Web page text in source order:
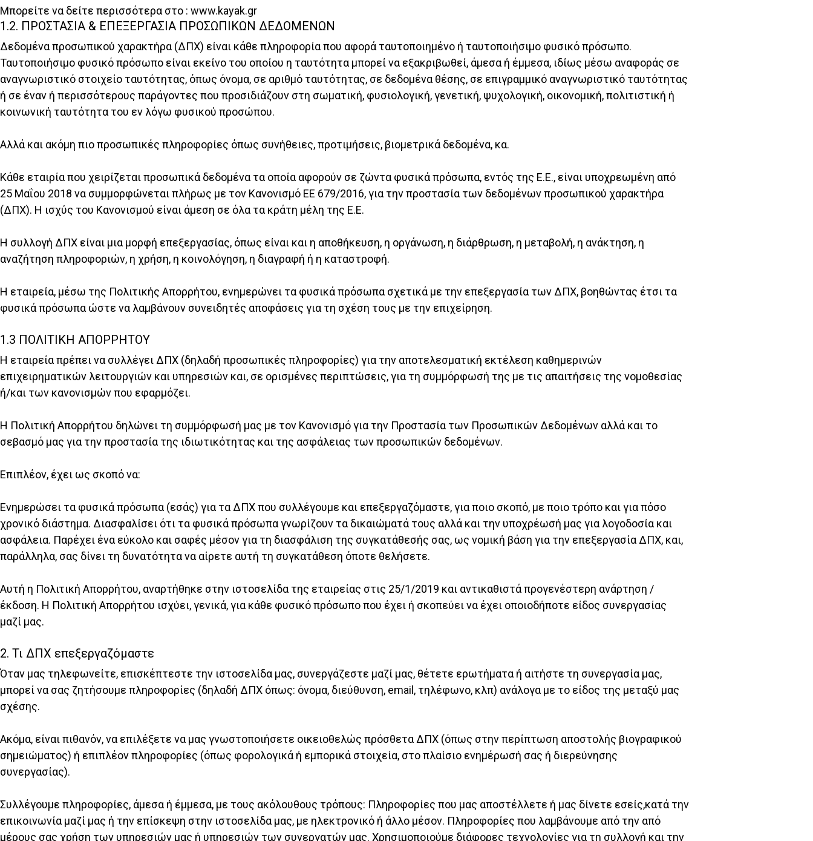
Μπορείτε να δείτε περισσότερα στο : www.kayak.gr
1.2. ΠΡΟΣΤΑΣΙΑ & ΕΠΕΞΕΡΓΑΣΙΑ ΠΡΟΣΩΠΙΚΩΝ ΔΕΔΟΜΕΝΩΝ
Δεδομένα προσωπικού χαρακτήρα (ΔΠΧ) είναι κάθε πληροφορία που αφορά ταυτοποιημένο ή ταυτοποιήσιμο φυσικό πρόσωπο.
Ταυτοποιήσιμο φυσικό πρόσωπο είναι εκείνο του οποίου η ταυτότητα μπορεί να εξακριβωθεί, άμεσα ή έμμεσα, ιδίως μέσω αναφοράς σε
αναγνωριστικό στοιχείο ταυτότητας, όπως όνομα, σε αριθμό ταυτότητας, σε δεδομένα θέσης, σε επιγραμμικό αναγνωριστικό ταυτότητας
ή σε έναν ή περισσότερους παράγοντες που προσιδιάζουν στη σωματική, φυσιολογική, γενετική, ψυχολογική, οικονομική, πολιτιστική ή
κοινωνική ταυτότητα του εν λόγω φυσικού προσώπου.
Αλλά και ακόμη πιο προσωπικές πληροφορίες όπως συνήθειες, προτιμήσεις, βιομετρικά δεδομένα, κα.
Κάθε εταιρία που χειρίζεται προσωπικά δεδομένα τα οποία αφορούν σε ζώντα φυσικά πρόσωπα, εντός της Ε.Ε., είναι υποχρεωμένη από
25 Μαΐου 2018 να συμμορφώνεται πλήρως με τον Κανονισμό EΕ 679/2016, για την προστασία των δεδομένων προσωπικού χαρακτήρα
(ΔΠΧ). Η ισχύς του Κανονισμού είναι άμεση σε όλα τα κράτη μέλη της Ε.Ε.
Η συλλογή ΔΠΧ είναι μια μορφή επεξεργασίας, όπως είναι και η αποθήκευση, η οργάνωση, η διάρθρωση, η μεταβολή, η ανάκτηση, η
αναζήτηση πληροφοριών, η χρήση, η κοινολόγηση, η διαγραφή ή η καταστροφή.
Η εταιρεία, μέσω της Πολιτικής Απορρήτου, ενημερώνει τα φυσικά πρόσωπα σχετικά με την επεξεργασία των ΔΠΧ, βοηθώντας έτσι τα
φυσικά πρόσωπα ώστε να λαμβάνουν συνειδητές αποφάσεις για τη σχέση τους με την επιχείρηση.
1.3 ΠΟΛΙΤΙΚΗ ΑΠΟΡΡΗΤΟΥ
Η εταιρεία πρέπει να συλλέγει ΔΠΧ (δηλαδή προσωπικές πληροφορίες) για την αποτελεσματική εκτέλεση καθημερινών
επιχειρηματικών λειτουργιών και υπηρεσιών και, σε ορισμένες περιπτώσεις, για τη συμμόρφωσή της με τις απαιτήσεις της νομοθεσίας
ή/και των κανονισμών που εφαρμόζει.
Η Πολιτική Απορρήτου δηλώνει τη συμμόρφωσή μας με τον Κανονισμό για την Προστασία των Προσωπικών Δεδομένων αλλά και το
σεβασμό μας για την προστασία της ιδιωτικότητας και της ασφάλειας των προσωπικών δεδομένων.
Επιπλέον, έχει ως σκοπό να:
Ενημερώσει τα φυσικά πρόσωπα (εσάς) για τα ΔΠΧ που συλλέγουμε και επεξεργαζόμαστε, για ποιο σκοπό, με ποιο τρόπο και για πόσο
χρονικό διάστημα. Διασφαλίσει ότι τα φυσικά πρόσωπα γνωρίζουν τα δικαιώματά τους αλλά και την υποχρέωσή μας για λογοδοσία και
ασφάλεια. Παρέχει ένα εύκολο και σαφές μέσον για τη διασφάλιση της συγκατάθεσής σας, ως νομική βάση για την επεξεργασία ΔΠΧ, και,
παράλληλα, σας δίνει τη δυνατότητα να αίρετε αυτή τη συγκατάθεση όποτε θελήσετε.
Αυτή η Πολιτική Απορρήτου, αναρτήθηκε στην ιστοσελίδα της εταιρείας στις 25/1/2019 και αντικαθιστά προγενέστερη ανάρτηση /
έκδοση. Η Πολιτική Απορρήτου ισχύει, γενικά, για κάθε φυσικό πρόσωπο που έχει ή σκοπεύει να έχει οποιοδήποτε είδος συνεργασίας
μαζί μας.
2. Τι ΔΠΧ επεξεργαζόμαστε
Όταν μας τηλεφωνείτε, επισκέπτεστε την ιστοσελίδα μας, συνεργάζεστε μαζί μας, θέτετε ερωτήματα ή αιτήστε τη συνεργασία μας,
μπορεί να σας ζητήσουμε πληροφορίες (δηλαδή ΔΠΧ όπως: όνομα, διεύθυνση, email, τηλέφωνο, κλπ) ανάλογα με το είδος της μεταξύ μας
σχέσης.
Ακόμα, είναι πιθανόν, να επιλέξετε να μας γνωστοποιήσετε οικειοθελώς πρόσθετα ΔΠΧ (όπως στην περίπτωση αποστολής βιογραφικού
σημειώματος) ή επιπλέον πληροφορίες (όπως φορολογικά ή εμπορικά στοιχεία, στο πλαίσιο ενημέρωσή σας ή διερεύνησης
συνεργασίας).
Συλλέγουμε πληροφορίες, άμεσα ή έμμεσα, με τους ακόλουθους τρόπους: Πληροφορίες που μας αποστέλλετε ή μας δίνετε εσείς,κατά την
επικοινωνία μαζί μας ή την επίσκεψη στην ιστοσελίδα μας, με ηλεκτρονικό ή άλλο μέσον. Πληροφορίες που λαμβάνουμε από την από
μέρους σας χρήση των υπηρεσιών μας ή υπηρεσιών των συνεργατών μας. Χρησιμοποιούμε διάφορες τεχνολογίες για τη συλλογή και την